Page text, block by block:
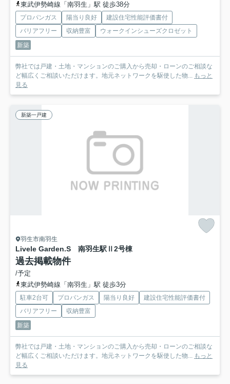
東武伊勢崎線「南羽生」駅 徒歩38分
プロパンガス 陽当り良好
建設住宅性能評価書付
バリアフリー
収納豊富
ウォークインシューズクロゼット
新築
弊社では戸建・土地・マンションのご購入から売却・ローンのご相談な
ど幅広くご相談いただけます。地元ネットワークを駆使した物... もっと
見る
新築一戸建
羽生市南羽生
Livele Garden.S 南羽生駅Ⅱ 2号棟
過去掲載物件
/予定
東武伊勢崎線「南羽生」駅 徒歩3分
駐車2台可 プロパンガス 陽当り良好
建設住宅性能評価書付
バリアフリー
収納豊富
新築
弊社では戸建・土地・マンションのご購入から売却・ローンのご相談な
ど幅広くご相談いただけます。地元ネットワークを駆使した物... もっと
見る